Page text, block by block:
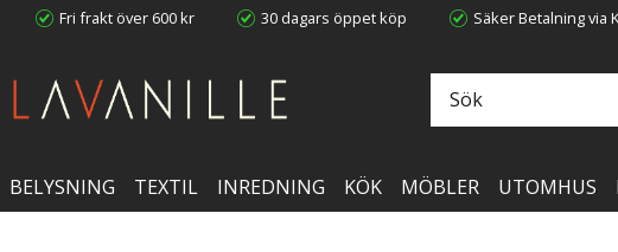
Fri frakt över 600 kr 30 dagars öppet köp Säker Betalning via
BELYSNING TEXTIL INREDNING KÖK MÖBLER UTOMHUS